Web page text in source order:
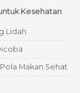
Kesehatan
Lidah
Makan Sehat